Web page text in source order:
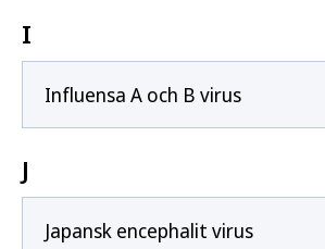
I
Influensa A och B virus
J
Japansk encephalit virus